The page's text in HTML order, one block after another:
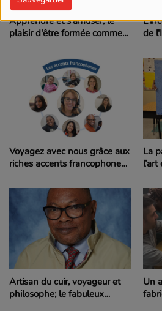
Apprendre et s'amuser; le
plaisir d'être formée comme
programme Odyssée
de
Voyagez avec nous grâce aux
riches accents francophones
La
Artisan du cuir, voyageur et
philosophe; le fabuleux
Un